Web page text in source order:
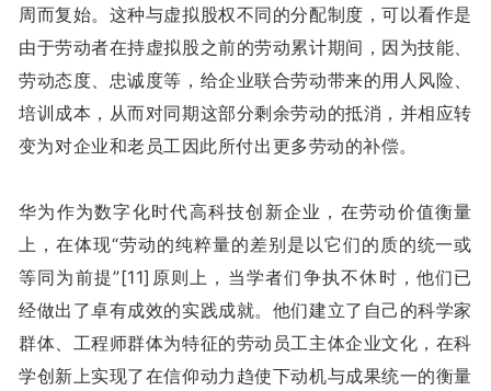
周而复始。这种与虚拟股权不同的分配制度，可以看作是
由于劳动者在持虚拟股之前的劳动累计期间，因为技能、
劳动态度、忠诚度等，给企业联合劳动带来的用人风险、
培训成本，从而对同期这部分剩余劳动的抵消，并相应转
变为对企业和老员工因此所付出更多劳动的补偿。
华为作为数字化时代高科技创新企业，在劳动价值衡量
上，在体现“劳动的纯粹量的差别是以它们的质的统一或
等同为前提”[11]原则上，当学者们争执不休时，他们已
经做出了卓有成效的实践成就。他们建立了自己的科学家
群体、工程师群体为特征的劳动员工主体企业文化，在科
学创新上实现了在信仰动力趋使下动机与成果统一的衡量